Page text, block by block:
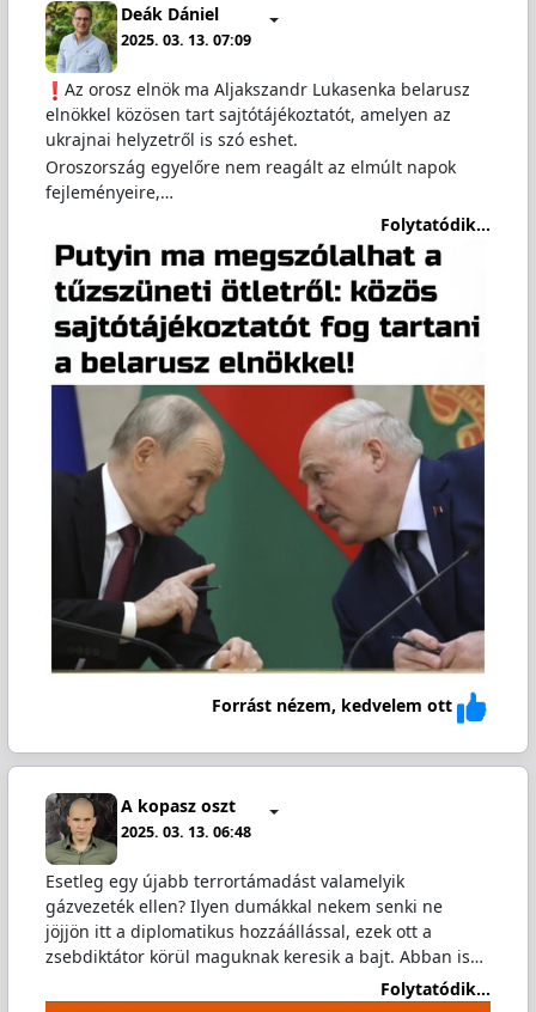
Deák Dániel
2025. 03. 13. 07:09
Az orosz elnök ma Aljakszandr Lukasenka belarusz
elnökkel közösen tart sajtótájékoztatót, amelyen az
ukrajnai helyzetről is szó eshet.
Oroszország egyelőre nem reagált az elmúlt napok
fejleményeire,…
Folytatódik...
Forrást nézem, kedvelem ott
A kopasz oszt
2025. 03. 13. 06:48
Esetleg egy újabb terrortámadást valamelyik
gázvezeték ellen? Ilyen dumákkal nekem senki ne
jöjjön itt a diplomatikus hozzáállással, ezek ott a
zsebdiktátor körül maguknak keresik a bajt. Abban is…
Folytatódik...